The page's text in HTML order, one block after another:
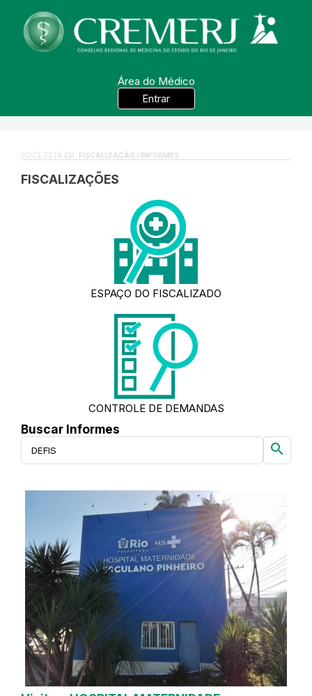
Área do Médico
Entrar
VOCÊ ESTÁ EM: FISCALIZAÇÃO / INFORMES
FISCALIZAÇÕES
ESPAÇO DO FISCALIZADO
CONTROLE DE DEMANDAS
Buscar Informes
search